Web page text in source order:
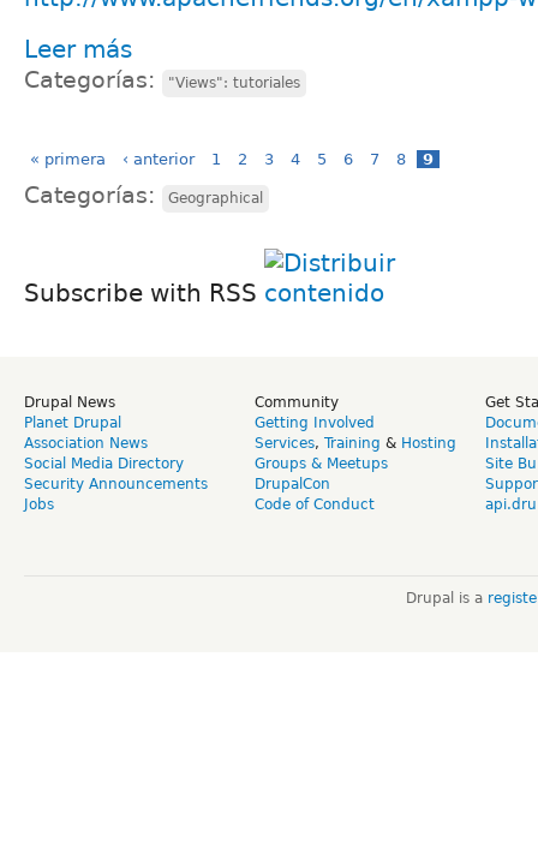
Leer más
Categorías: "Views": tutoriales
« primera ‹ anterior 1 2 3 4 5 6 7 8 9
Categorías: Geographical
Subscribe with RSS
Drupal News
Planet Drupal
Association News
Social Media Directory
Security Announcements
Jobs
Community
Getting Involved
Services, Training & Hosting
Groups & Meetups
DrupalCon
Code of Conduct
Get
Site
Drupal is a